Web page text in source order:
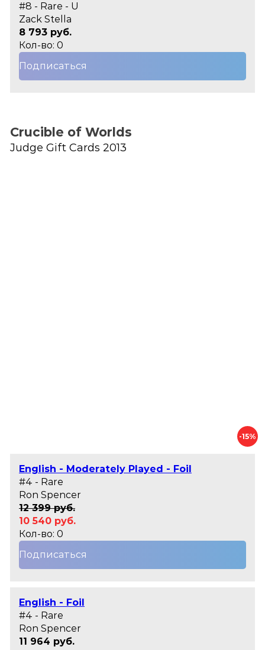
#8 - Rare - U
Zack Stella
8 793 руб.
Кол-во: 0
Подписаться
Crucible of Worlds
Judge Gift Cards 2013
-15%
English - Moderately Played - Foil
#4 - Rare
Ron Spencer
12 399 руб.
10 540 руб.
Кол-во: 0
Подписаться
English - Foil
#4 - Rare
Ron Spencer
11 964 руб.